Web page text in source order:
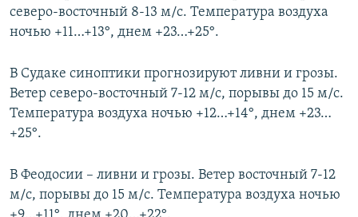
северо-восточный 8-13 м/с. Температура воздуха
ночью +11…+13°, днем +23…+25°.
В Судаке синоптики прогнозируют ливни и грозы.
Ветер северо-восточный 7-12 м/с, порывы до 15 м/с.
Температура воздуха ночью +12…+14°, днем +23…
+25°.
В Феодосии – ливни и грозы. Ветер восточный 7-12
м/с, порывы до 15 м/с. Температура воздуха ночью